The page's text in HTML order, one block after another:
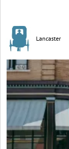
Lancaster